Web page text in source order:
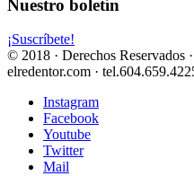
Nuestro boletín
¡Suscríbete!
© 2018 · Derechos Reservados
elredentor.com ·
Instagram
Facebook
Youtube
Twitter
Mail